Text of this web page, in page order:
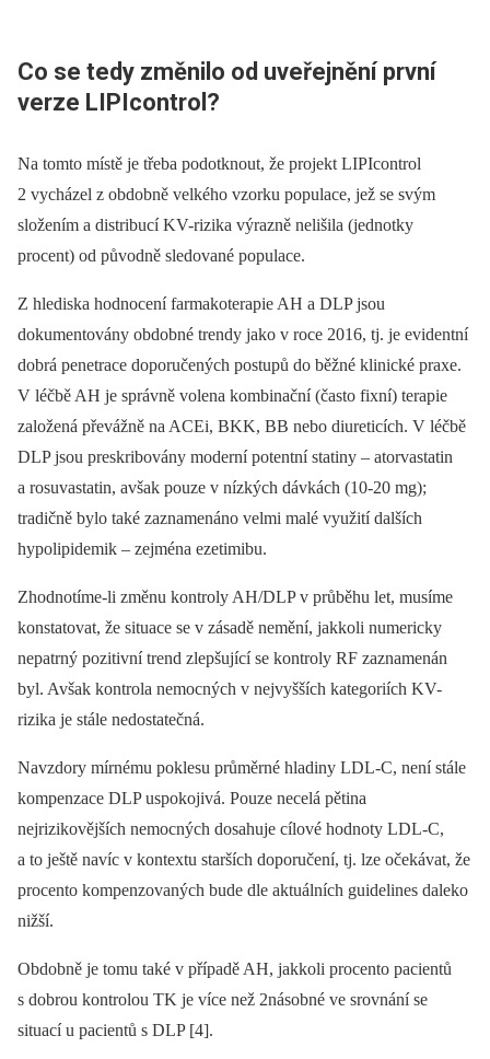
Co se tedy změnilo od uveřejnění první
verze LIPIcontrol?
Na tomto místě je třeba podotknout, že projekt LIPIcontrol
2 vycházel z obdobně velkého vzorku populace, jež se svým
složením a distribucí KV-rizika výrazně nelišila (jednotky
procent) od původně sledované populace.
Z hlediska hodnocení farmakoterapie AH a DLP jsou
dokumentovány obdobné trendy jako v roce 2016, tj. je evidentní
dobrá penetrace doporučených postupů do běžné klinické praxe.
V léčbě AH je správně volena kombinační (často fixní) terapie
založená převážně na ACEi, BKK, BB nebo diureticích. V léčbě
DLP jsou preskribovány moderní potentní statiny –⁠ atorvastatin
a rosuvastatin, avšak pouze v nízkých dávkách (10-20 mg);
tradičně bylo také zaznamenáno velmi malé využití dalších
hypolipidemik –⁠ zejména ezetimibu.
Zhodnotíme-li změnu kontroly AH/DLP v průběhu let, musíme
konstatovat, že situace se v zásadě nemění, jakkoli numericky
nepatrný pozitivní trend zlepšující se kontroly RF zaznamenán
byl. Avšak kontrola nemocných v nejvyšších kategoriích KV-
rizika je stále nedostatečná.
Navzdory mírnému poklesu průměrné hladiny LDL-C, není stále
kompenzace DLP uspokojivá. Pouze necelá pětina
nejrizikovějších nemocných dosahuje cílové hodnoty LDL-C,
a to ještě navíc v kontextu starších doporučení, tj. lze očekávat, že
procento kompenzovaných bude dle aktuálních guidelines daleko
nižší.
Obdobně je tomu také v případě AH, jakkoli procento pacientů
s dobrou kontrolou TK je více než 2násobné ve srovnání se
situací u pacientů s DLP [4].